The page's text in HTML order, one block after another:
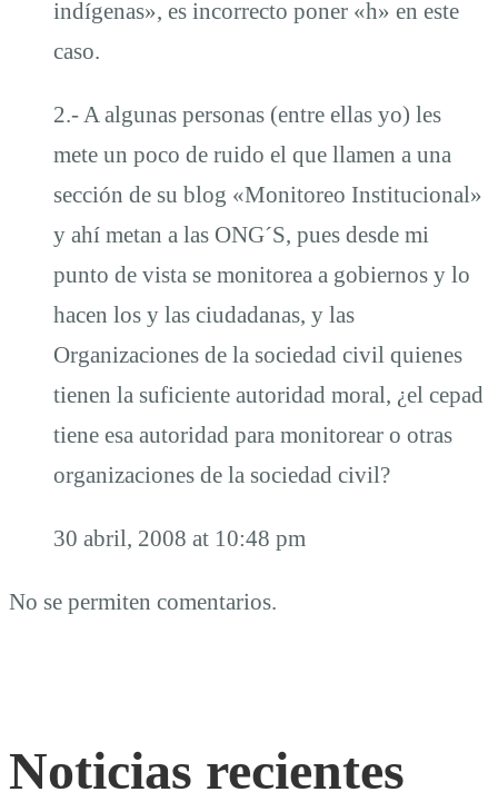
indígenas», es incorrecto poner «h» en este
caso.
2.- A algunas personas (entre ellas yo) les
mete un poco de ruido el que llamen a una
sección de su blog «Monitoreo Institucional»
y ahí metan a las ONG´S, pues desde mi
punto de vista se monitorea a gobiernos y lo
hacen los y las ciudadanas, y las
Organizaciones de la sociedad civil quienes
tienen la suficiente autoridad moral, ¿el cepad
tiene esa autoridad para monitorear o otras
organizaciones de la sociedad civil?
30 abril, 2008 at 10:48 pm
No se permiten comentarios.
Noticias recientes